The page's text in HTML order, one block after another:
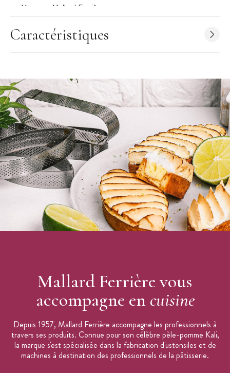
Marque : Mallard Ferrière
Caractéristiques
Mallard Ferrière vous
accompagne en cuisine
Depuis 1957, Mallard Ferrière accompagne les professionnels à
travers ses produits. Connue pour son célèbre pèle-pomme Kali,
la marque s'est spécialisée dans la fabrication d'ustensiles et de
machines à destination des professionnels de la pâtisserie.